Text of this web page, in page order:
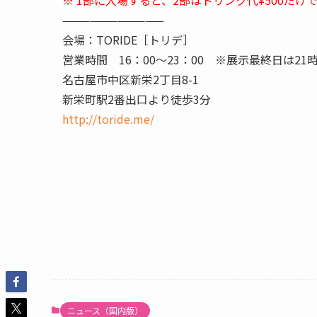
———————————
会場：TORIDE［トリデ］
営業時間 16：00〜23：00 ※展示最終日は21
名古屋市中区新栄2丁目8-1
新栄町駅2番出口より徒歩3分
http://toride.me/
ニュース（国内版）